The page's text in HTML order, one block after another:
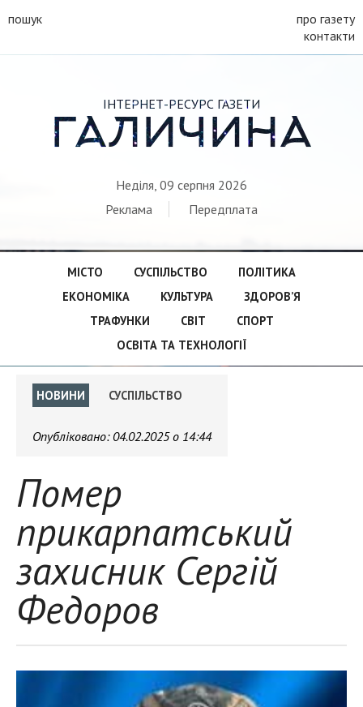
пошук
про газету
контакти
ІНТЕРНЕТ-РЕСУРС ГАЗЕТИ
ГАЛИЧИНА
Неділя, 09 серпня 2026
Реклама
Передплата
МІСТО СУСПІЛЬСТВО
ПОЛІТИКА
ЕКОНОМІКА
КУЛЬТУРА
ЗДОРОВ’Я
ТРАФУНКИ
СВІТ
СПОРТ
ОСВІТА ТА ТЕХНОЛОГІЇ
НОВИНИ СУСПІЛЬСТВО
Опубліковано: 04.02.2025 о 14:44
Помер
прикарпатський
захисник Сергій
Федоров